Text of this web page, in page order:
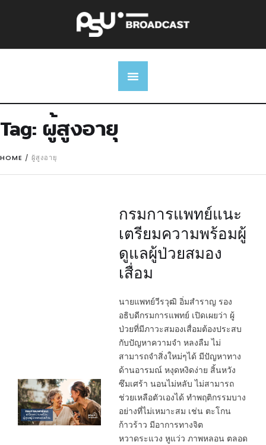
Tag: ผู้สูงอายุ
HOME / ผู้สูงอายุ
กรมการแพทย์แนะ
เตรียมความพร้อมผู้
ดูแลผู้ป่วยสมอง
เสื่อม
นายแพทย์วีรวุฒิ อิ่มสำราญ รอง
อธิบดีกรมการแพทย์ เปิดเผยว่า ผู้
ป่วยที่มีภาวะสมองเสื่อมต้องประสบ
กับปัญหาความจำ หลงลืม ไม่
สามารถจำสิ่งใหม่ๆได้ มีปัญหาทาง
ด้านอารมณ์ หงุดหงิดง่าย สิ้นหวัง
ซึมเศร้า นอนไม่หลับ ไม่สามารถ
ช่วยเหลือตัวเองได้ ทำพฤติกรรมบาง
อย่างที่ไม่เหมาะสม เช่น ตะโกน
ก้าวร้าว มีอาการทางจิต
หวาดระแวง หูแว่ว ภาพหลอน ตลอด